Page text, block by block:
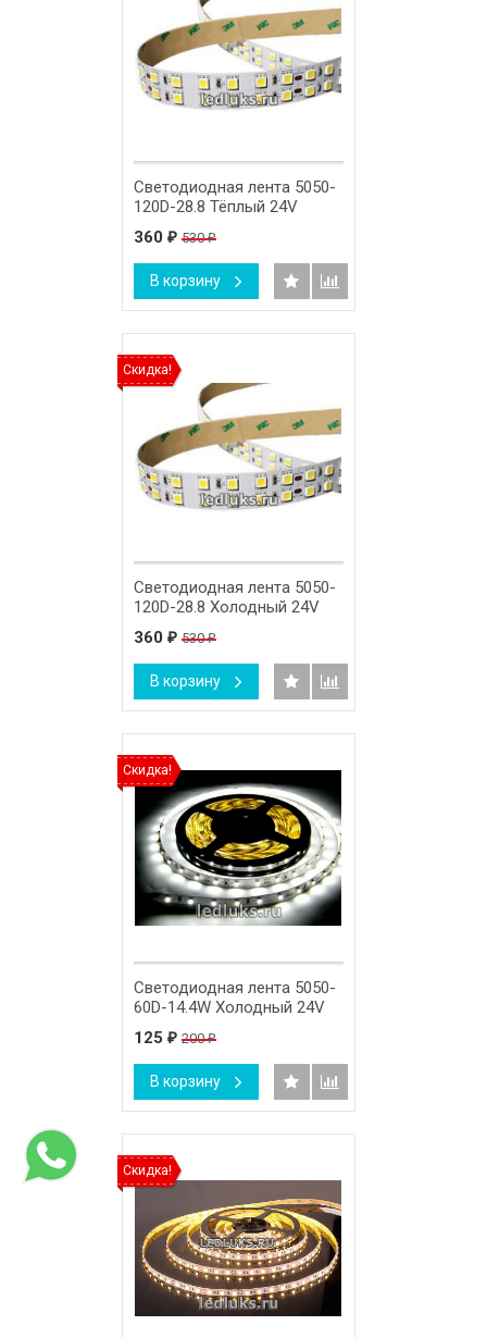
Светодиодная лента 5050-
120D-28.8 Тёплый 24V
360 ₽ 530₽
В корзину
Скидка!
Светодиодная лента 5050-
120D-28.8 Холодный 24V
360 ₽ 530₽
В корзину
Скидка!
Светодиодная лента 5050-
60D-14.4W Холодный 24V
125 ₽ 200₽
В корзину
Скидка!